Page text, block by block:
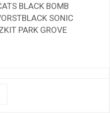
BLACK BOMB
SONIC
PARK GROVE